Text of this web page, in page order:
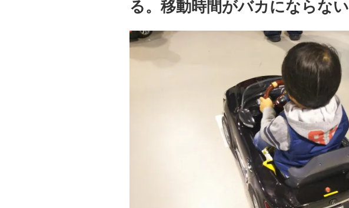
る。移動時間がバカにならない